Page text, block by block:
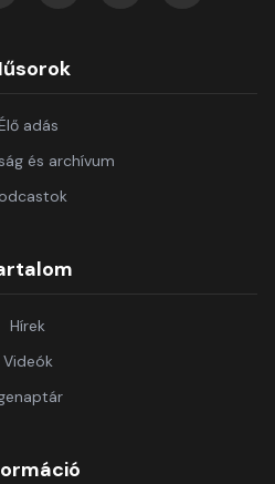
adás
és archívum
Hírek
Videók